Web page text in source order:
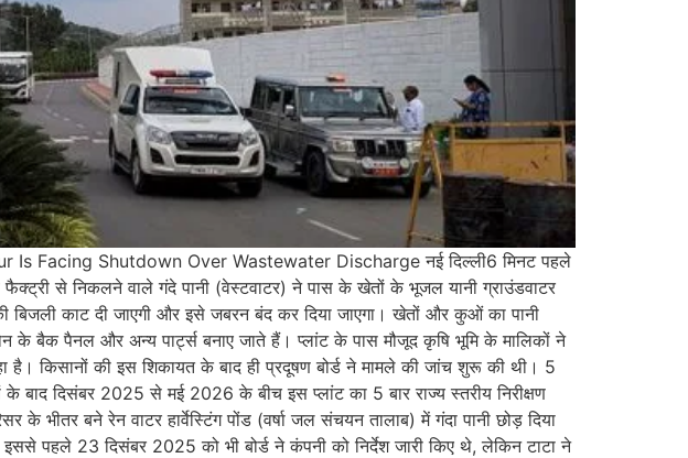
Facing Shutdown Over Wastewater Discharge नई दिल्ली6 मिनट पहले
से निकलने वाले गंदे पानी (वेस्टवाटर) ने पास के खेतों के भूजल यानी ग्राउंडवाटर
बिजली काट दी जाएगी और इसे जबरन बंद कर दिया जाएगा। खेतों और कुओं का पानी
के बैक पैनल और अन्य पार्ट्स बनाए जाते हैं। प्लांट के पास मौजूद कृषि भूमि के मालिकों ने
किसानों की इस शिकायत के बाद ही प्रदूषण बोर्ड ने मामले की जांच शुरू की थी। 5
बाद दिसंबर 2025 से मई 2026 के बीच इस प्लांट का 5 बार राज्य स्तरीय निरीक्षण
भीतर बने रेन वाटर हार्वेस्टिंग पोंड (वर्षा जल संचयन तालाब) में गंदा पानी छोड़ दिया
पहले 23 दिसंबर 2025 को भी बोर्ड ने कंपनी को निर्देश जारी किए थे, लेकिन टाटा ने